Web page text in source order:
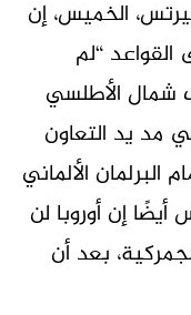
الخميس، إن
“لم
شمال الأطلسي
في مد يد التعاون
البرلمان الألماني
إن أوروبا لن
بعد أن